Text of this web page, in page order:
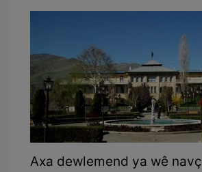
Axa dewlemend ya wê